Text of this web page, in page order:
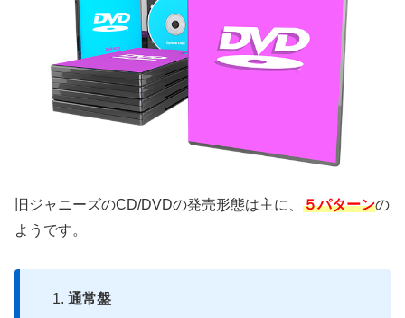
旧ジャニーズのCD/DVDの発売形態は主に、 ５パターンの
ようです。
通常盤